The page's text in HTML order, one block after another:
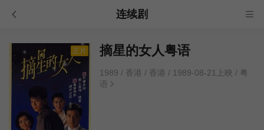
连续剧
正片 摘星的女人粤语
1989 / 香港 / 香港 / 1989-08-21上映 / 粤
语